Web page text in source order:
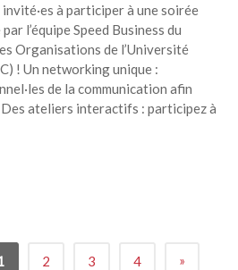
à participer à une soirée
l’équipe Speed Business du
Organisations de l’Université
! Un networking unique :
de la communication afin
ateliers interactifs : participez à
2 3 4 »